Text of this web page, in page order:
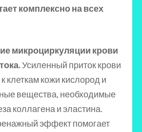
комплексно на всех
микроциркуляции крови
Усиленный приток крови
клеткам кожи кислород и
вещества, необходимые
коллагена и эластина.
эффект помогает